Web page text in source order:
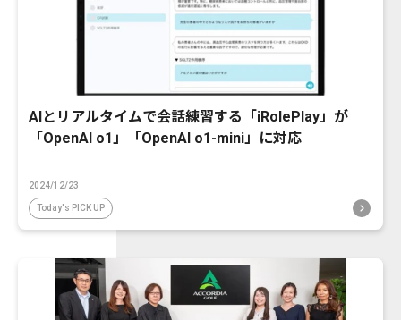
AIとリアルタイムで会話練習する「iRolePlay」が
「OpenAI o1」「OpenAI o1-mini」に対応
2024/12/23
Today's PICK UP